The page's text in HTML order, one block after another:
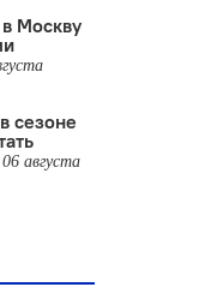
Москву
сезоне
августа